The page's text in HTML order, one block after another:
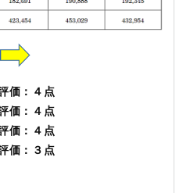
価： ４ 点
価： ４ 点
価：４点
価：３点